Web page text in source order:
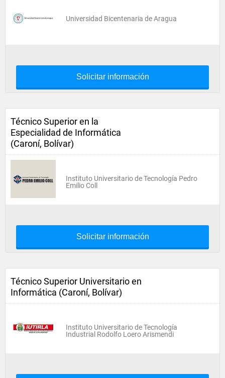
Universidad Bicentenaria de Aragua
Solicitar información
Técnico Superior en la
Especialidad de Informática
(Caroní, Bolívar)
Instituto Universitario de Tecnología Pedro
Emilio Coll
Solicitar información
Técnico Superior Universitario en
Informática (Caroní, Bolívar)
Instituto Universitario de Tecnología
Industrial Rodolfo Loero Arismendi